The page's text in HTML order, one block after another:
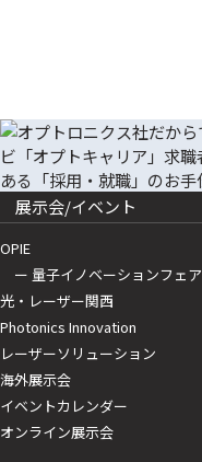
展示会/イベント
OPIE
ー 量子イノベーションフェア
光・レーザー関西
Photonics Innovation
レーザーソリューション
海外展示会
イベントカレンダー
オンライン展示会